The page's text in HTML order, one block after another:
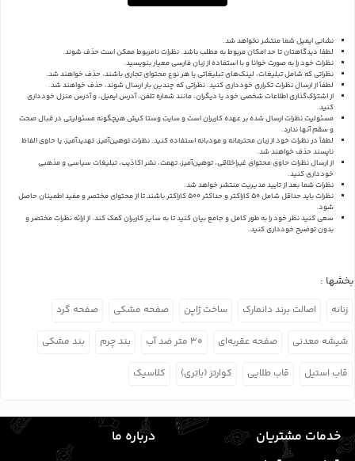
نشانی ایمیل شما منتشر نخواهد شد.
لطفا دیدگاهتان تا حد امکان مربوط به مطلب باشد. نظرات نامربوط ممکن است حذف شوند.
نظرات خود را به صورت خوانا و با استفاده از زبان فارسی معیار بنویسید.
نظراتی که شامل تبلیغات، لینک‌های تبلیغاتی یا هر نوع محتوای تجاری باشند، حذف خواهند شد.
لطفاً از ارسال نظرات تکراری خودداری کنید. نظراتی که چندین بار ارسال شوند، حذف خواهند شد.
از اشتراک‌گذاری اطلاعات شخصی خود یا دیگران، مانند شماره تلفن، آدرس ایمیل، و آدرس منزل خودداری
کنید.
مسئولیت نظرات ارسال شده بر عهده کاربران است و سایت وستا کیش هیچگونه مسئولیتی در قبال صحت
و سقم آنها ندارد.
لطفاً در نظرات خود از زبان محترمانه و مودبانه استفاده کنید. نظرات توهین‌آمیز، تهدیدآمیز، یا حاوی الفاظ
ناپسند حذف خواهند شد.
از ارسال نظرات حاوی محتوای غیراخلاقی، توهین‌آمیز، تهمت، نشر اکاذیب، تبلیغات سیاسی و مذهبی
خودداری کنید.
نظرات شما بعد از تایید مدیریت منتشر خواهد شد.
نظرات باید حداقل شامل 50 کاراکتر و حداکثر 500 کاراکتر باشند تا از محتوای مختصر و مفید اطمینان حاصل
شود.
سعی کنید نظر خود را به طور کامل و جامع بیان کنید تا به سایر کاربران کمک کند.از ارائه نظرات مختصر و
بدون توضیح خودداری کنید.
بخشها :
زنانه اصالت برند دانمارک ساخت ژاپن صفحه مشکی صفحه گرد
شیشه معدنی صفحه عقربه‌ای ۳۰ متر ضد آب بند چرم بند مشکی
قاب استیل قاب طلایی کوارتز (باتری) کلاسیک
خدمات مشتریان
درباره ما